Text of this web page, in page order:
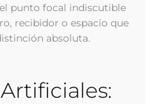
punto focal indiscutible
recibidor o espacio que
absoluta.